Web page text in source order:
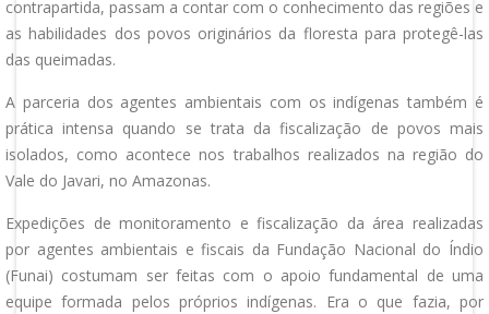
contrapartida, passam a contar com o conhecimento das regiões e
as habilidades dos povos originários da floresta para protegê-las
das queimadas.
A parceria dos agentes ambientais com os indígenas também é
prática intensa quando se trata da fiscalização de povos mais
isolados, como acontece nos trabalhos realizados na região do
Vale do Javari, no Amazonas.
Expedições de monitoramento e fiscalização da área realizadas
por agentes ambientais e fiscais da Fundação Nacional do Índio
(Funai) costumam ser feitas com o apoio fundamental de uma
equipe formada pelos próprios indígenas. Era o que fazia, por